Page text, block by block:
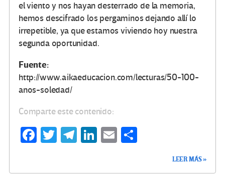
el viento y nos hayan desterrado de la memoria,
hemos descifrado los pergaminos dejando allí lo
irrepetible, ya que estamos viviendo hoy nuestra
segunda oportunidad.
Fuente:
http://www.aikaeducacion.com/lecturas/50-100-
anos-soledad/
Comparte este contenido:
Fa T
Te
Li
E
LEER MÁS »